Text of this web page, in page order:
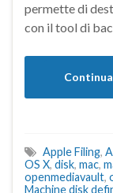
permette di
con il tool di
Apple Filing,
OS X, disk, mac,
openmediavault,
Machine disk